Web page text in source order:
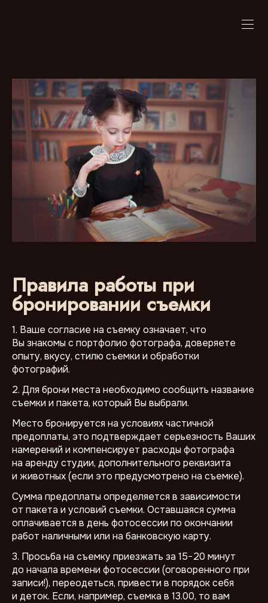
Правила работы при
бронировании съемки
1. Ваше согласие на съемку означает, что
Вы знакомы с портфолио фотографа, доверяете
опыту, вкусу, стилю съемки и обработки
фотографий.
2. Для брони места необходимо сообщить название
съемки и пакета, который Вы выбрали.
Место бронируется на условиях частичной
предоплаты, это подтверждает серьезность Ваших
намерений и компенсирует расходы фотографа
на аренду студии, дополнительного реквизита
и животных (если это предусмотрено на съемке).
Сумма предоплаты определяется в зависимости
от пакета и условий съемки. Оставшаяся сумма
оплачивается в день фотосессии по окончании
работ наличными или на банковскую карту.
3. Просьба на съемку приезжать за 15−20 минут
до начала времени фотосессии (оговоренного при
записи!), переодеться, привести в порядок себя
и деток. Если, например, съемка в 13.00, то вам